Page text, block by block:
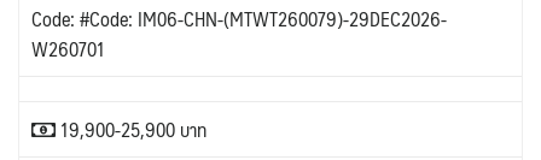
Code: #Code: IM06-CHN-(MTWT260079)-29DEC2026-
W260701
19,900-25,900 บาท